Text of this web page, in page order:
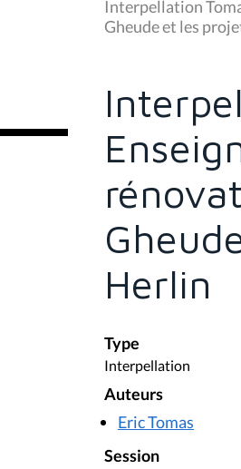
u
s
ê
:
Interpellation
Gheude et les
Herlin
Type
Interpellation
Auteurs
Eric Tomas
Session